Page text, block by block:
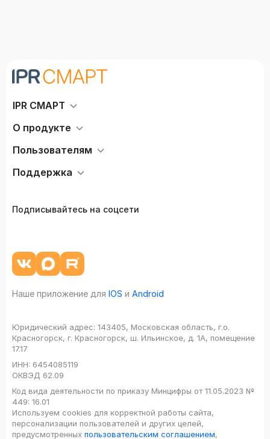
IPR СМАРТ
О продукте
Пользователям
Поддержка
Подписывайтесь на соцсети
Наше приложение для IOS и Android
Юридический адрес: 143405, Московская область, г.о.
Красногорск, г. Красногорск, ш. Ильинское, д. 1А, помещение
17.17
ИНН: 6454085119
ОКВЭД 62.09
Код вида деятельности по приказу Минцифры от 11.05.2023 №
449: 16.01
Используем cookies для корректной работы сайта,
персонализации пользователей и других целей,
предусмотренных пользовательским соглашением,